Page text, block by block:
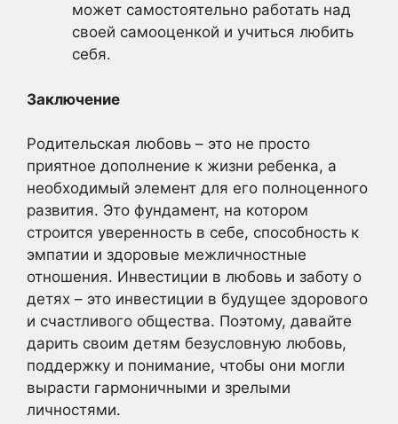
может самостоятельно работать над
своей самооценкой и учиться любить
себя.
Заключение
Родительская любовь – это не просто
приятное дополнение к жизни ребенка, а
необходимый элемент для его полноценного
развития. Это фундамент, на котором
строится уверенность в себе, способность к
эмпатии и здоровые межличностные
отношения. Инвестиции в любовь и заботу о
детях – это инвестиции в будущее здорового
и счастливого общества. Поэтому, давайте
дарить своим детям безусловную любовь,
поддержку и понимание, чтобы они могли
вырасти гармоничными и зрелыми
личностями.